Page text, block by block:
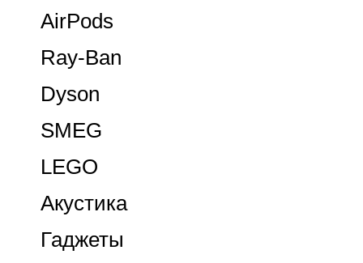
Гаджеты
Акустика
Dyson
AirPods
Ray-Ban
LEGO
SMEG